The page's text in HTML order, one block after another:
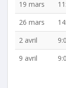
19 mars
26 mars
2 avril
9 avril